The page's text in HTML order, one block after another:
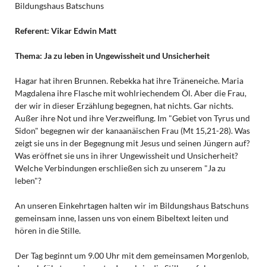
Bildungshaus Batschuns
Referent: Vikar Edwin Matt
Thema: Ja zu leben in Ungewissheit und Unsicherheit
Hagar hat ihren Brunnen. Rebekka hat ihre Träneneiche. Maria
Magdalena ihre Flasche mit wohlriechendem Öl. Aber die Frau,
der wir in dieser Erzählung begegnen, hat nichts. Gar nichts.
Außer ihre Not und ihre Verzweiflung. Im "Gebiet von Tyrus und
Sidon" begegnen wir der kanaanäischen Frau (Mt 15,21-28). Was
zeigt sie uns in der Begegnung mit Jesus und seinen Jüngern auf?
Was eröffnet sie uns in ihrer Ungewissheit und Unsicherheit?
Welche Verbindungen erschließen sich zu unserem "Ja zu
leben"?
An unseren Einkehrtagen halten wir im Bildungshaus Batschuns
gemeinsam inne, lassen uns von einem Bibeltext leiten und
hören in die Stille.
Der Tag beginnt um 9.00 Uhr mit dem gemeinsamen Morgenlob,